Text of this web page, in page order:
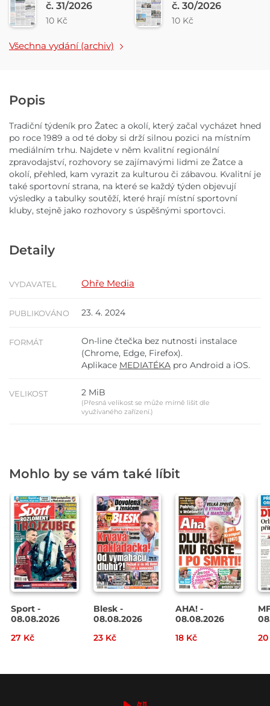
č. 31/2026
10 Kč
č. 30/2026
10 Kč
Všechna vydání (archiv)
Popis
Tradiční týdeník pro Žatec a okolí, který začal vycházet hned
po roce 1989 a od té doby si drží silnou pozici na místním
mediálním trhu. Najdete v něm kvalitní regionální
zpravodajství, rozhovory se zajímavými lidmi ze Žatce a
okolí, přehled, kam vyrazit za kulturou či zábavou. Kvalitní je
také sportovní strana, na které se každý týden objevují
výsledky a tabulky soutěží, které hrají místní sportovní
kluby, stejně jako rozhovory s úspěšnými sportovci.
Detaily
VYDAVATEL Ohře Media
PUBLIKOVÁNO 23. 4. 2024
FORMÁT
On-line čtečka bez nutnosti instalace
(Chrome, Edge, Firefox).
Aplikace MEDIATÉKA pro Android a iOS.
VELIKOST 2 MiB
(Přesná velikost se může mírně lišit dle
využívaného zařízení.)
Mohlo by se vám také líbit
Sport -
08.08.2026
27 Kč
Blesk -
08.08.2026
23 Kč
AHA! -
08.08.2026
18 Kč
20